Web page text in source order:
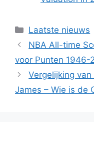
Categories
Laatste nieuws
NBA All-time
voor Punten 1946-
Vergelijking
James – Wie is de